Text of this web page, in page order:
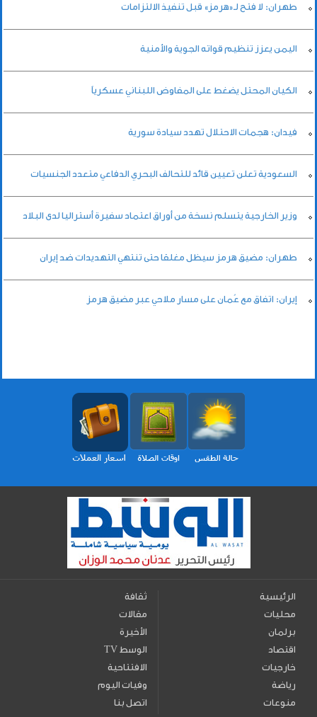
طهران: لا فتح لـ«هرمز» قبل تنفيذ الالتزامات
اليمن يعزز تنظيم قواته الجوية والأمنية
الكيان المحتل يضغط على المفاوض اللبناني عسكرياً
فيدان: هجمات الاحتلال تهدد سيادة سورية
السعودية تعلن تعيين قائد للتحالف البحري الدفاعي متعدد الجنسيات
وزير الخارجية يتسلم نسخة من أوراق اعتماد سفيرة أستراليا لدى البلاد
طهران: مضيق هرمز سيظل مغلقا حتى تنتهي التهديدات ضد إيران
إيران: اتفاق مع عُمان على مسار ملاحي عبر مضيق هرمز
الرئيسية
محليات
برلمان
اقتصاد
خارجيات
رياضة
منوعات
ثقافة
مقالات
الأخيرة
TV الوسط
الافتتاحية
وفيات اليوم
اتصل بنا